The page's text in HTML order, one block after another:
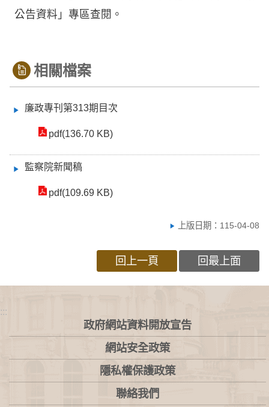
公告資料」專區查閱。
相關檔案
廉政專刊第313期目次
pdf(136.70 KB)
監察院新聞稿
pdf(109.69 KB)
上版日期：115-04-08
回上一頁 回最上面
:::
政府網站資料開放宣告
網站安全政策
隱私權保護政策
聯絡我們